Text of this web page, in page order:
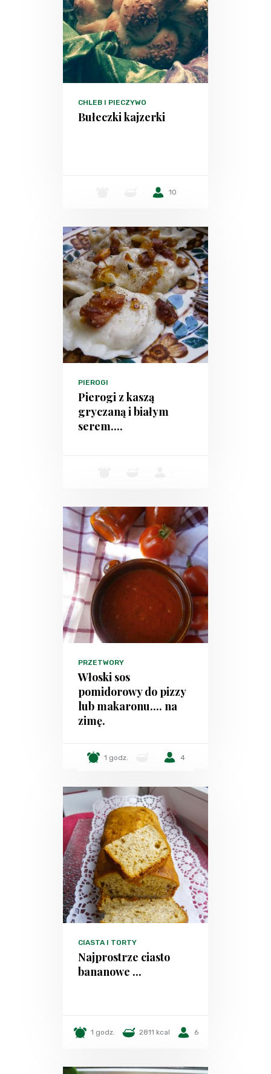
CHLEB I PIECZYWO
Bułeczki kajzerki
10
PIEROGI
Pierogi z kaszą
gryczaną i białym
serem....
PRZETWORY
Włoski sos
pomidorowy do pizzy
lub makaronu.... na
zimę.
1 godz. 4
CIASTA I TORTY
Najprostrze ciasto
bananowe ...
1 godz. 2811 kcal 6